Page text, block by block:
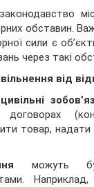
обставин.
сили є
через такі
від
товар, надати
можуть